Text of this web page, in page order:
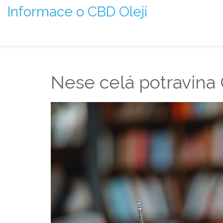
Informace o CBD Oleji
Nese celá potravina